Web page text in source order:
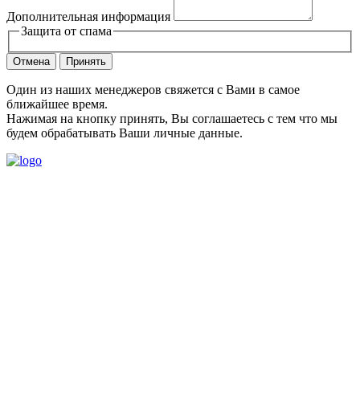
Дополнительная информация
Защита от спама
Отмена Принять
Один из наших менеджеров свяжется с Вами в самое
ближайшее время.
Нажимая на кнопку принять, Вы соглашаетесь с тем что мы
будем обрабатывать Ваши личные данные.